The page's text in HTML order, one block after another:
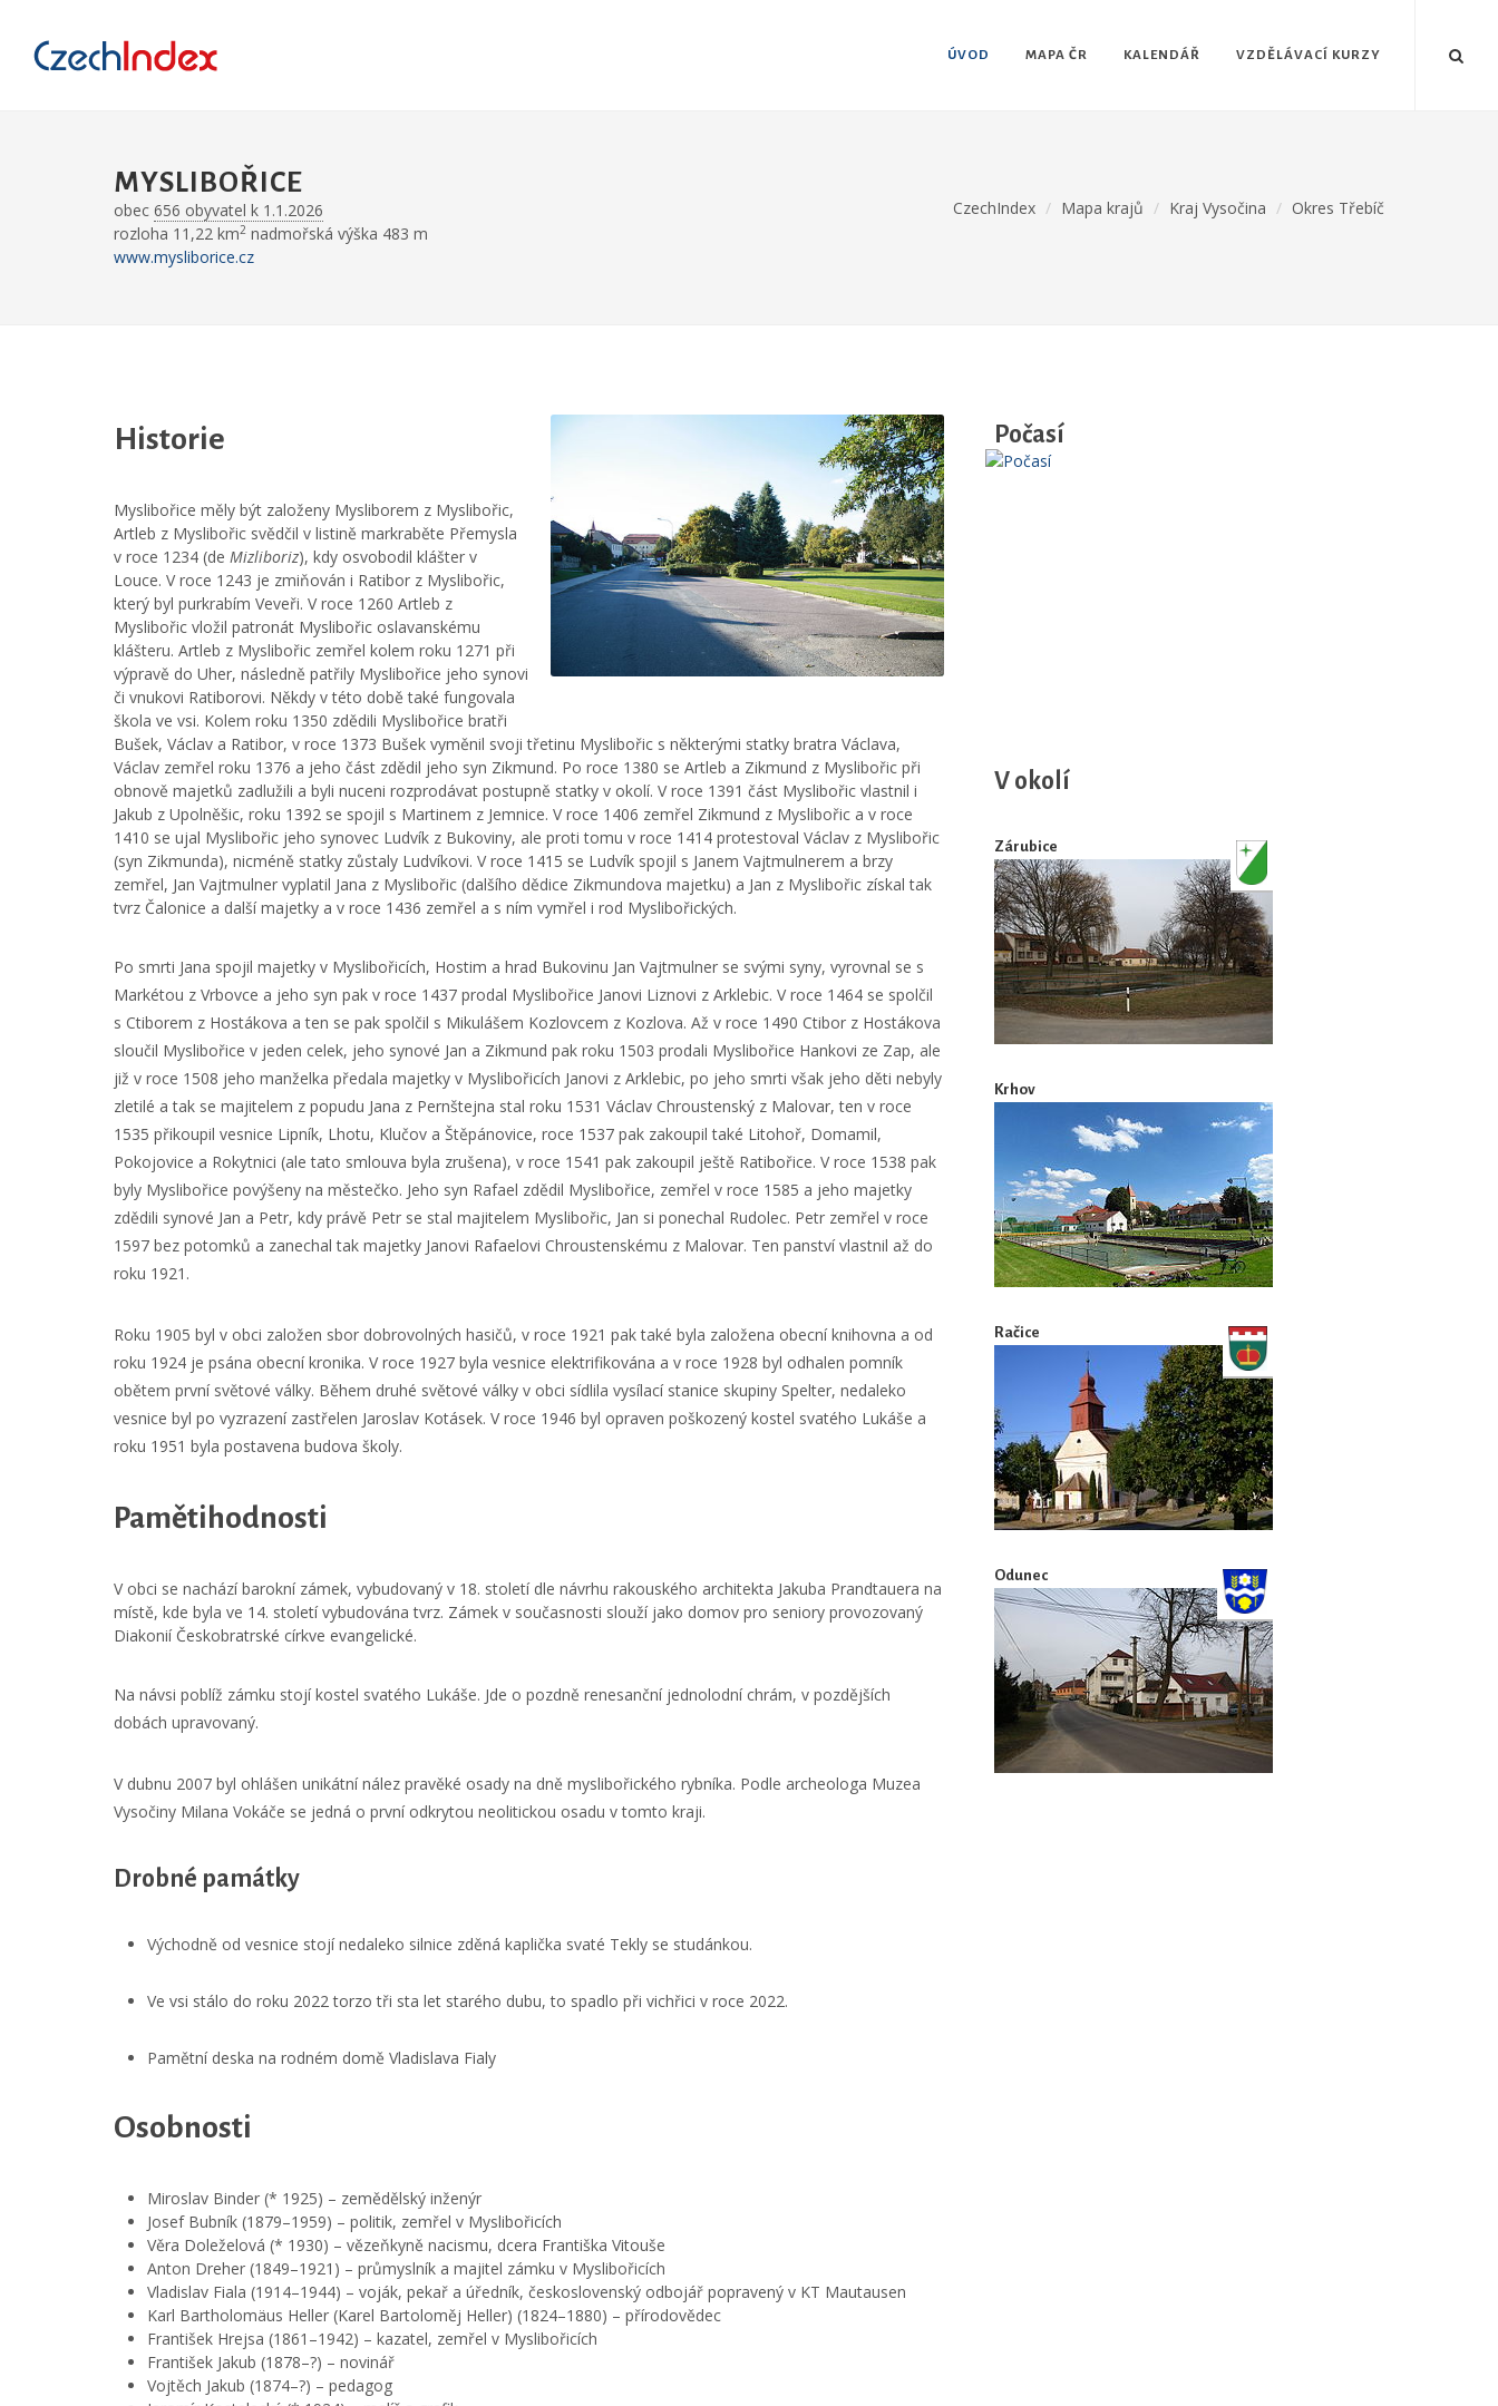
ÚVOD MAPA ČR KALENDÁŘ VZDĚLÁVACÍ KURZY
MYSLIBOŘICE
obec 656 obyvatel k 1.1.2026
rozloha 11,22 km2 nadmořská výška 483 m
www.mysliborice.cz
CzechIndex Mapa krajů Kraj Vysočina Okres Třebíč
Historie
Myslibořice měly být založeny Mysliborem z Myslibořic,
Artleb z Myslibořic svědčil v listině markraběte Přemysla
v roce 1234 (de Mizliboriz), kdy osvobodil klášter v
Louce. V roce 1243 je zmiňován i Ratibor z Myslibořic,
který byl purkrabím Veveři. V roce 1260 Artleb z
Myslibořic vložil patronát Myslibořic oslavanskému
klášteru. Artleb z Myslibořic zemřel kolem roku 1271 při
výpravě do Uher, následně patřily Myslibořice jeho synovi
či vnukovi Ratiborovi. Někdy v této době také fungovala
škola ve vsi. Kolem roku 1350 zdědili Myslibořice bratři
Bušek, Václav a Ratibor, v roce 1373 Bušek vyměnil svoji třetinu Myslibořic s některými statky bratra Václava,
Václav zemřel roku 1376 a jeho část zdědil jeho syn Zikmund. Po roce 1380 se Artleb a Zikmund z Myslibořic při
obnově majetků zadlužili a byli nuceni rozprodávat postupně statky v okolí. V roce 1391 část Myslibořic vlastnil i
Jakub z Upolněšic, roku 1392 se spojil s Martinem z Jemnice. V roce 1406 zemřel Zikmund z Myslibořic a v roce
1410 se ujal Myslibořic jeho synovec Ludvík z Bukoviny, ale proti tomu v roce 1414 protestoval Václav z Myslibořic
(syn Zikmunda), nicméně statky zůstaly Ludvíkovi. V roce 1415 se Ludvík spojil s Janem Vajtmulnerem a brzy
zemřel, Jan Vajtmulner vyplatil Jana z Myslibořic (dalšího dědice Zikmundova majetku) a Jan z Myslibořic získal tak
tvrz Čalonice a další majetky a v roce 1436 zemřel a s ním vymřel i rod Myslibořických.
Po smrti Jana spojil majetky v Myslibořicích, Hostim a hrad Bukovinu Jan Vajtmulner se svými syny, vyrovnal se s
Markétou z Vrbovce a jeho syn pak v roce 1437 prodal Myslibořice Janovi Liznovi z Arklebic. V roce 1464 se spolčil
s Ctiborem z Hostákova a ten se pak spolčil s Mikulášem Kozlovcem z Kozlova. Až v roce 1490 Ctibor z Hostákova
sloučil Myslibořice v jeden celek, jeho synové Jan a Zikmund pak roku 1503 prodali Myslibořice Hankovi ze Zap, ale
již v roce 1508 jeho manželka předala majetky v Myslibořicích Janovi z Arklebic, po jeho smrti však jeho děti nebyly
zletilé a tak se majitelem z popudu Jana z Pernštejna stal roku 1531 Václav Chroustenský z Malovar, ten v roce
1535 přikoupil vesnice Lipník, Lhotu, Klučov a Štěpánovice, roce 1537 pak zakoupil také Litohoř, Domamil,
Pokojovice a Rokytnici (ale tato smlouva byla zrušena), v roce 1541 pak zakoupil ještě Ratibořice. V roce 1538 pak
byly Myslibořice povýšeny na městečko. Jeho syn Rafael zdědil Myslibořice, zemřel v roce 1585 a jeho majetky
zdědili synové Jan a Petr, kdy právě Petr se stal majitelem Myslibořic, Jan si ponechal Rudolec. Petr zemřel v roce
1597 bez potomků a zanechal tak majetky Janovi Rafaelovi Chroustenskému z Malovar. Ten panství vlastnil až do
roku 1921.
Roku 1905 byl v obci založen sbor dobrovolných hasičů, v roce 1921 pak také byla založena obecní knihovna a od
roku 1924 je psána obecní kronika. V roce 1927 byla vesnice elektrifikována a v roce 1928 byl odhalen pomník
obětem první světové války. Během druhé světové války v obci sídlila vysílací stanice skupiny Spelter, nedaleko
vesnice byl po vyzrazení zastřelen Jaroslav Kotásek. V roce 1946 byl opraven poškozený kostel svatého Lukáše a
roku 1951 byla postavena budova školy.
Pamětihodnosti
V obci se nachází barokní zámek, vybudovaný v 18. století dle návrhu rakouského architekta Jakuba Prandtauera na
místě, kde byla ve 14. století vybudována tvrz. Zámek v současnosti slouží jako domov pro seniory provozovaný
Diakonií Českobratrské církve evangelické.
Na návsi poblíž zámku stojí kostel svatého Lukáše. Jde o pozdně renesanční jednolodní chrám, v pozdějších
dobách upravovaný.
V dubnu 2007 byl ohlášen unikátní nález pravěké osady na dně myslibořického rybníka. Podle archeologa Muzea
Vysočiny Milana Vokáče se jedná o první odkrytou neolitickou osadu v tomto kraji.
Drobné památky
Východně od vesnice stojí nedaleko silnice zděná kaplička svaté Tekly se studánkou.
Ve vsi stálo do roku 2022 torzo tři sta let starého dubu, to spadlo při vichřici v roce 2022.
Pamětní deska na rodném domě Vladislava Fialy
Osobnosti
Miroslav Binder (* 1925) – zemědělský inženýr
Josef Bubník (1879–1959) – politik, zemřel v Myslibořicích
Věra Doleželová (* 1930) – vězeňkyně nacismu, dcera Františka Vitouše
Anton Dreher (1849–1921) – průmyslník a majitel zámku v Myslibořicích
Vladislav Fiala (1914–1944) – voják, pekař a úředník, československý odbojář popravený v KT Mautausen
Karl Bartholomäus Heller (Karel Bartoloměj Heller) (1824–1880) – přírodovědec
František Hrejsa (1861–1942) – kazatel, zemřel v Myslibořicích
František Jakub (1878–?) – novinář
Vojtěch Jakub (1874–?) – pedagog
Počasí
V okolí
Zárubice
Krhov
Račice
Odunec